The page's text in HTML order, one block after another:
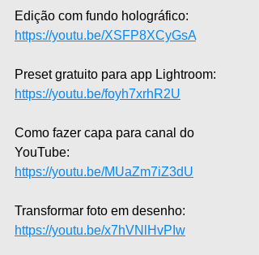
Edição com fundo holográfico:
https://youtu.be/XSFP8XCyGsA
Preset gratuito para app Lightroom:
https://youtu.be/foyh7xrhR2U
Como fazer capa para canal do
YouTube:
https://youtu.be/MUaZm7iZ3dU
Transformar foto em desenho:
https://youtu.be/x7hVNlHvPIw